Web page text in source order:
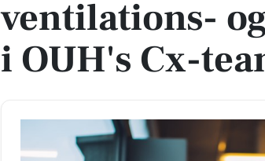
ventilations-
i OUH's Cx-